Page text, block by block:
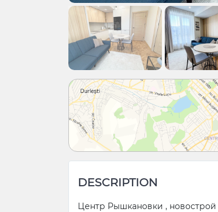
DESCRIPTION
Центр Рышкановки ,